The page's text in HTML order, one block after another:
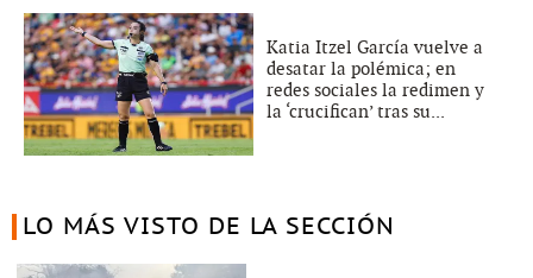
Katia Itzel García vuelve a
desatar la polémica; en
redes sociales la redimen y
la ‘crucifican’ tras su...
LO MÁS VISTO DE LA SECCIÓN